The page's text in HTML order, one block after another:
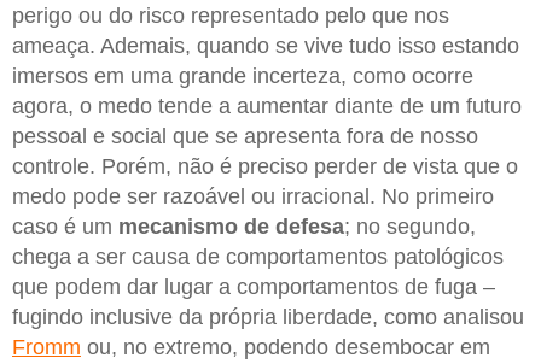
perigo ou do risco representado pelo que nos
ameaça. Ademais, quando se vive tudo isso estando
imersos em uma grande incerteza, como ocorre
agora, o medo tende a aumentar diante de um futuro
pessoal e social que se apresenta fora de nosso
controle. Porém, não é preciso perder de vista que o
medo pode ser razoável ou irracional. No primeiro
caso é um mecanismo de defesa; no segundo,
chega a ser causa de comportamentos patológicos
que podem dar lugar a comportamentos de fuga –
fugindo inclusive da própria liberdade, como analisou
Fromm ou, no extremo, podendo desembocar em